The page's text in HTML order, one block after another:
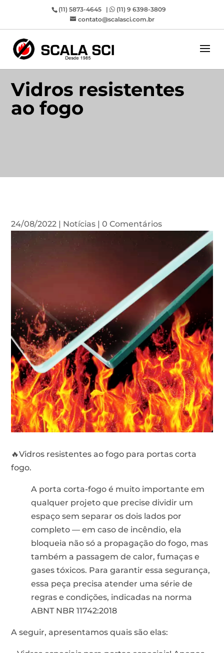
(11) 5873-4645 |
(11) 9 6398-3809
contato@scalasci.com.br
Vidros resistentes
ao fogo
24/08/2022 | Notícias |0 Comentários
🔥Vidros resistentes ao fogo para portas corta
fogo.
A porta corta-fogo é muito importante em
qualquer projeto que precise dividir um
espaço sem separar os dois lados por
completo — em caso de incêndio, ela
bloqueia não só a propagação do fogo, mas
também a passagem de calor, fumaças e
gases tóxicos. Para garantir essa segurança,
essa peça precisa atender uma série de
regras e condições, indicadas na norma
ABNT NBR 11742:2018
A seguir, apresentamos quais são elas: